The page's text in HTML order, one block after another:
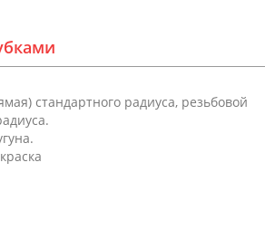
стандартного радиуса, резьбовой